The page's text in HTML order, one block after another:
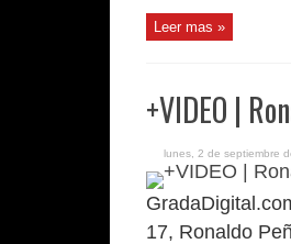
Leer mas »
+VIDEO |
lunes, 2 de septiembre
17, Ronaldo